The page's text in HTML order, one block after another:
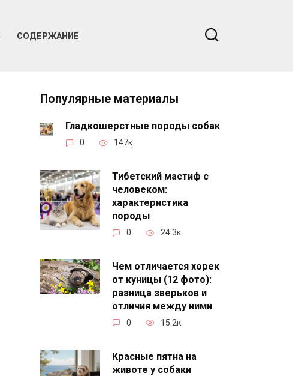
СОДЕРЖАНИЕ
Популярные материалы
Гладкошерстные породы собак
0 147к.
Тибетский мастиф с
человеком:
характеристика
породы
0 24.3к.
Чем отличается хорек
от куницы (12 фото):
разница зверьков и
отличия между ними
0 15.2к.
Красные пятна на
животе у собаки